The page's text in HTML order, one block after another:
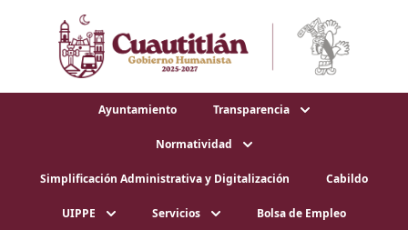
Ayuntamiento Transparencia
Normatividad
Simplificación Administrativa y Digitalización Cabildo
UIPPE Servicios Bolsa de Empleo